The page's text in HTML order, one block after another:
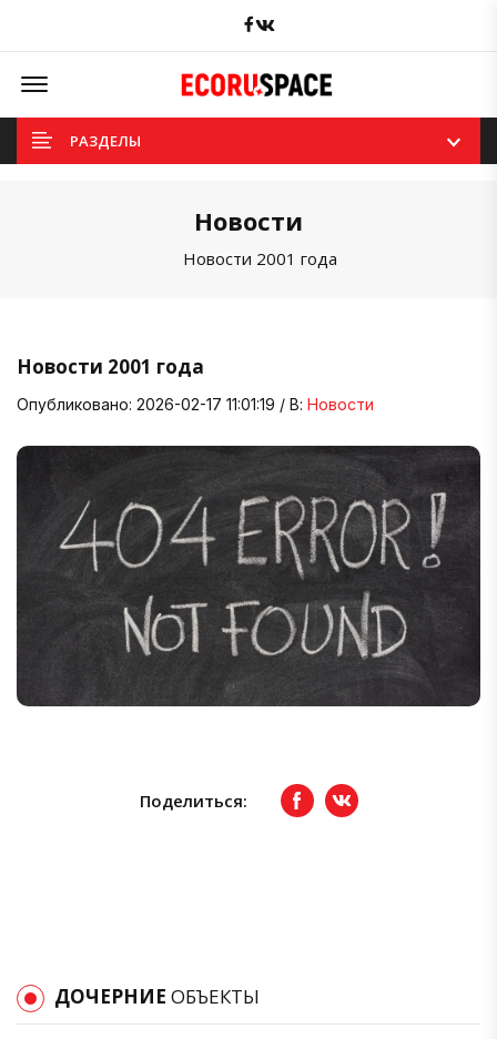
Facebook
Offcanvas Menu Open
РАЗДЕЛЫ
Новости
Новости 2001 года
Новости 2001 года
Опубликовано: 2026-02-17 11:01:19 / В: Новости
Поделиться: FacebookвКонтакте
ДОЧЕРНИЕ ОБЪЕКТЫ